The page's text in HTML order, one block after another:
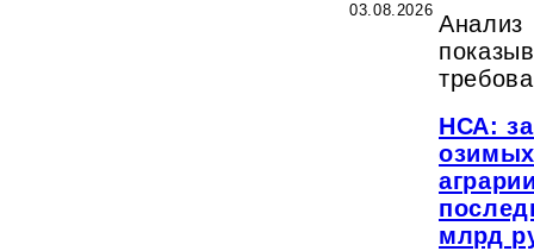
03.08.2026
НСА:
млрд